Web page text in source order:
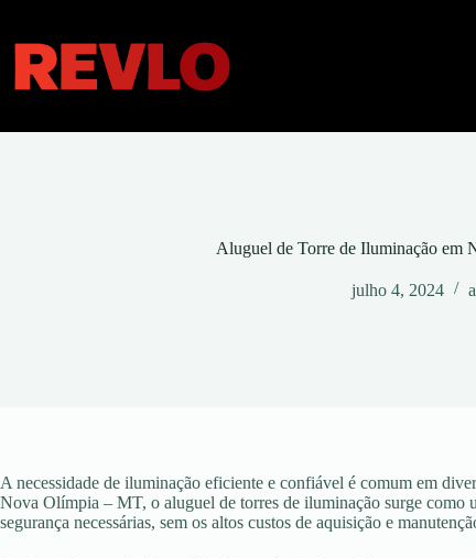
conteúdo
Aluguel de Torre de Iluminação em
julho 4, 2024
A necessidade de iluminação eficiente e confiável é comum em
Nova Olímpia – MT, o aluguel de torres de iluminação surge como
segurança necessárias, sem os altos custos de aquisição e